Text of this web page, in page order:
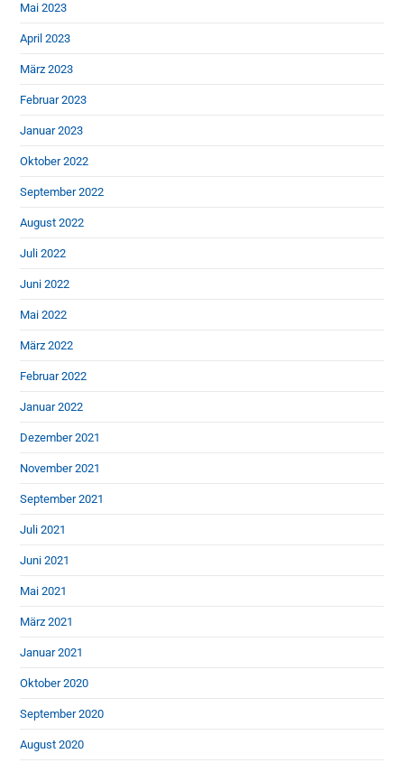
Mai 2023
April 2023
März 2023
Februar 2023
Januar 2023
Oktober 2022
September 2022
August 2022
Juli 2022
Juni 2022
Mai 2022
März 2022
Februar 2022
Januar 2022
Dezember 2021
November 2021
September 2021
Juli 2021
Juni 2021
Mai 2021
März 2021
Januar 2021
Oktober 2020
September 2020
August 2020